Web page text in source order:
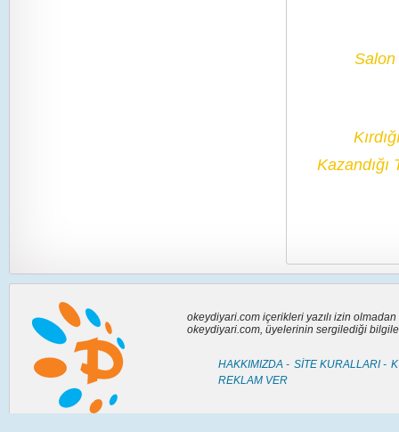
Kazandığı
okeydiyari.com içerikleri yazılı izin
okeydiyari.com, üyelerinin sergilediği
HAKKIMIZDA - SİTE KURALLARI -
REKLAM VER